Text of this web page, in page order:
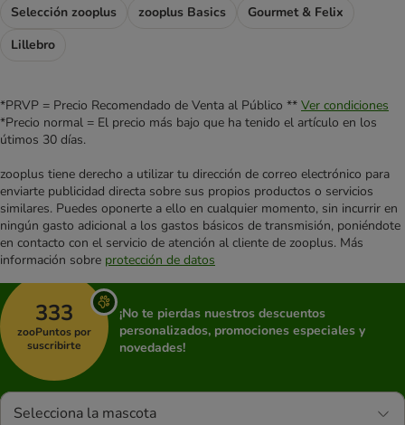
Selección zooplus
zooplus Basics
Gourmet & Felix
Lillebro
*PRVP = Precio Recomendado de Venta al Público ** Ver condiciones
*Precio normal = El precio más bajo que ha tenido el artículo en los
útimos 30 días.
zooplus tiene derecho a utilizar tu dirección de correo electrónico para
enviarte publicidad directa sobre sus propios productos o servicios
similares. Puedes oponerte a ello en cualquier momento, sin incurrir en
ningún gasto adicional a los gastos básicos de transmisión, poniéndote
en contacto con el servicio de atención al cliente de zooplus. Más
información sobre protección de datos
333
zooPuntos por
suscribirte
¡No te pierdas nuestros descuentos
personalizados, promociones especiales y
novedades!
Selecciona la mascota